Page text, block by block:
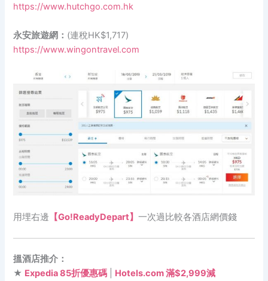
https://www.hutchgo.com.hk
永安旅遊網： (連稅HK$1,717)
https://www.wingontravel.com
用埋右邊 【Go!ReadyDepart】一次過比較各酒店網價錢
搵酒店推介：
★ Expedia 85折優惠碼
Hotels.com 滿$2,999減